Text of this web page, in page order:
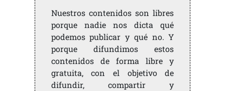
Nuestros contenidos son libres
porque nadie nos dicta qué
podemos publicar y qué no. Y
porque difundimos estos
contenidos de forma libre y
gratuita, con el objetivo de
difundir, compartir y